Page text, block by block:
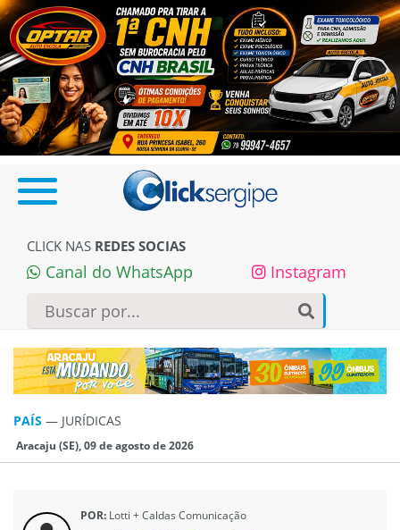
CLICK NAS REDES SOCIAS
Canal do WhatsApp Instagram
PAÍS — JURÍ­DICAS
Aracaju (SE), 09 de agosto de 2026
POR: Lotti + Caldas Comunicação